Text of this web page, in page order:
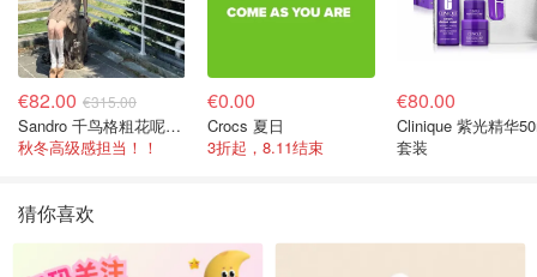
€82.00 €315.00
Sandro 千鸟格粗花呢连衣裙
秋冬高级感担当！！
€0.00
Crocs 夏日
3折起，8.11结束
€80.00
Clinique 紫光精华
套装
猜你喜欢